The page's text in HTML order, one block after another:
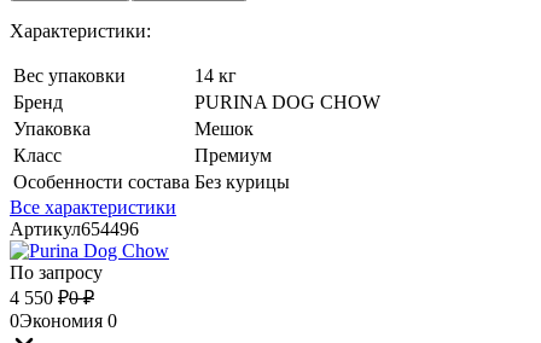
Характеристики:
Вес упаковки
14 кг
Бренд
PURINA DOG CHOW
Упаковка
Мешок
Класс
Премиум
Особенности состава Без курицы
Все характеристики
Артикул654496
По запросу
4 550 ₽0 ₽
0Экономия 0